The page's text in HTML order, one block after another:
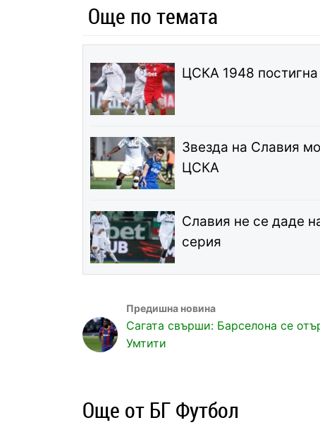
Още по темата
ЦСКА 1948
Звезда на Славия
ЦСКА
Славия не се даде
серия
Сагата свърши: Барселона се
Умтити
Още от БГ Футбол